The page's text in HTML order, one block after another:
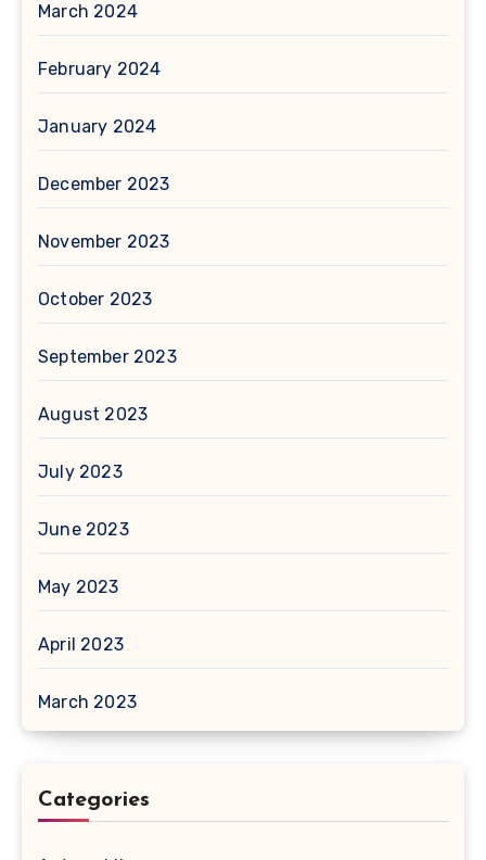
March 2024
February 2024
January 2024
December 2023
November 2023
October 2023
September 2023
August 2023
July 2023
June 2023
May 2023
April 2023
March 2023
Categories